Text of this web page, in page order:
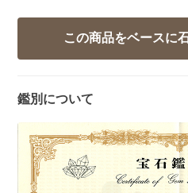
鑑別について